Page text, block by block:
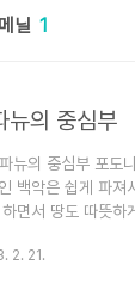
닐 1
뉴의 중심부
뉴의 중심부 포도
백악은 쉽게 파
면서 땅도 따뜻하
장 많이 심고, 그
2. 21.